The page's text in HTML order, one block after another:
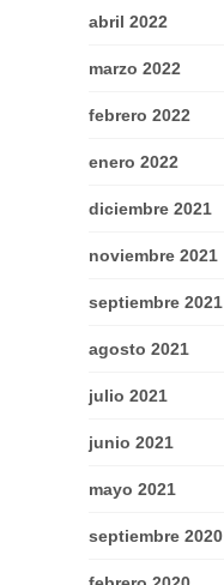
abril 2022
marzo 2022
febrero 2022
enero 2022
diciembre 2021
noviembre 2021
septiembre 2021
agosto 2021
julio 2021
junio 2021
mayo 2021
septiembre 2020